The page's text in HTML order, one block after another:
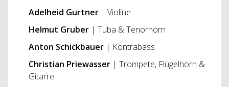
Adelheid Gurtner | Violine
Helmut Gruber | Tuba & Tenorhorn
Anton Schickbauer | Kontrabass
Christian Priewasser | Trompete, Flügelhorn &
Gitarre